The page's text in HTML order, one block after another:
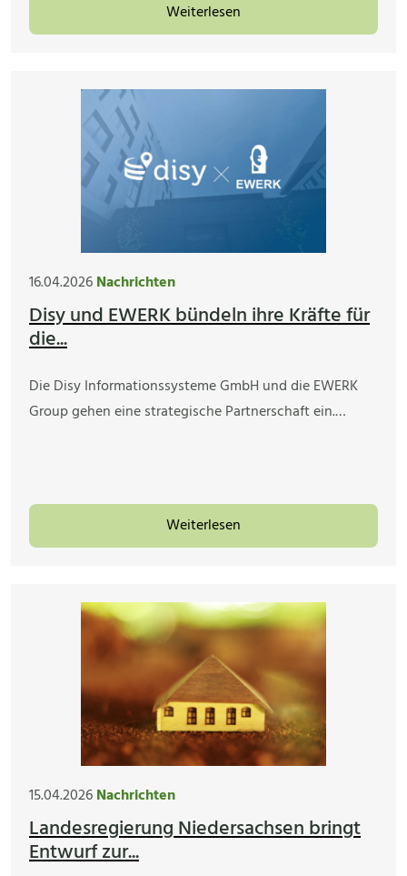
Weiterlesen
16.04.2026Nachrichten
Disy und EWERK bündeln ihre Kräfte für
die...
Die Disy Informationssysteme GmbH und die EWERK
Group gehen eine strategische Partnerschaft ein.…
Weiterlesen
15.04.2026Nachrichten
Landesregierung Niedersachsen bringt
Entwurf zur...